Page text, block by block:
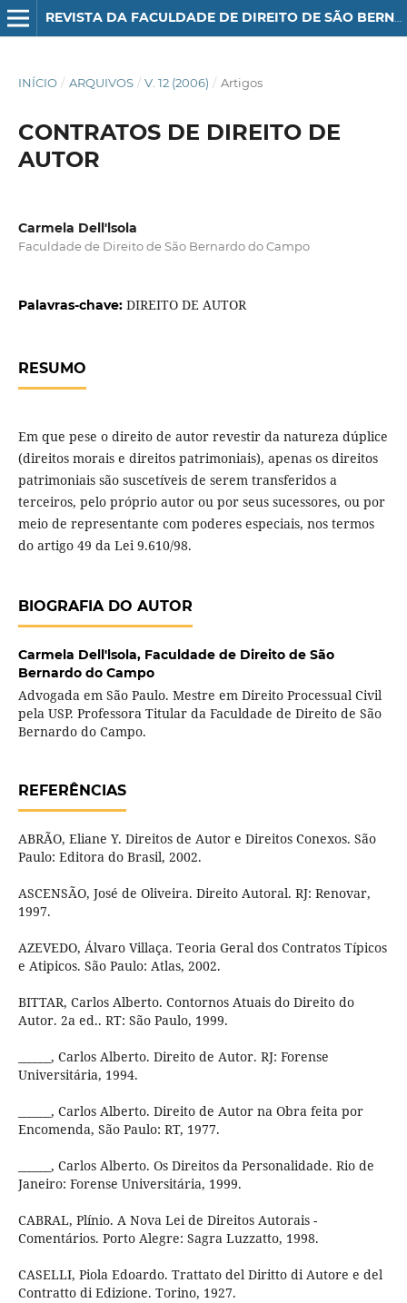
REVISTA DA FACULDADE DE DIREITO DE SÃO BERNARDO DO CAMPO
INÍCIO / ARQUIVOS / V. 12 (2006) / Artigos
CONTRATOS DE DIREITO DE
AUTOR
Carmela Dell'lsola
Faculdade de Direito de São Bernardo do Campo
Palavras-chave: DIREITO DE AUTOR
RESUMO
Em que pese o direito de autor revestir da natureza dúplice
(direitos morais e direitos patrimoniais), apenas os direitos
patrimoniais são suscetíveis de serem transferidos a
terceiros, pelo próprio autor ou por seus sucessores, ou por
meio de representante com poderes especiais, nos termos
do artigo 49 da Lei 9.610/98.
BIOGRAFIA DO AUTOR
Carmela Dell'lsola, Faculdade de Direito de São
Bernardo do Campo
Advogada em São Paulo. Mestre em Direito Processual Civil
pela USP. Professora Titular da Faculdade de Direito de São
Bernardo do Campo.
REFERÊNCIAS
ABRÃO, Eliane Y. Direitos de Autor e Direitos Conexos. São
Paulo: Editora do Brasil, 2002.
ASCENSÃO, José de Oliveira. Direito Autoral. RJ: Renovar,
1997.
AZEVEDO, Álvaro Villaça. Teoria Geral dos Contratos Típicos
e Atipicos. São Paulo: Atlas, 2002.
BITTAR, Carlos Alberto. Contornos Atuais do Direito do
Autor. 2a ed.. RT: São Paulo, 1999.
______, Carlos Alberto. Direito de Autor. RJ: Forense
Universitária, 1994.
______, Carlos Alberto. Direito de Autor na Obra feita por
Encomenda, São Paulo: RT, 1977.
______, Carlos Alberto. Os Direitos da Personalidade. Rio de
Janeiro: Forense Universitária, 1999.
CABRAL, Plínio. A Nova Lei de Direitos Autorais -
Comentários. Porto Alegre: Sagra Luzzatto, 1998.
CASELLI, Piola Edoardo. Trattato del Diritto di Autore e del
Contratto di Edizione. Torino, 1927.